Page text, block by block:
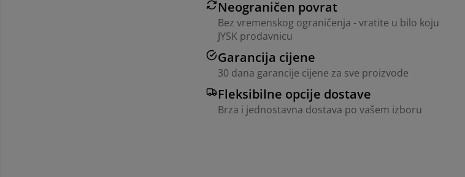
Neograničen povrat
Bez vremenskog ograničenja - vratite u bilo koju
JYSK prodavnicu
Garancija cijene
30 dana garancije cijene za sve proizvode
Fleksibilne opcije dostave
Brza i jednostavna dostava po vašem izboru